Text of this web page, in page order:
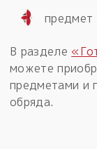
предмет
В разделе
можете
предметами и
обряда.